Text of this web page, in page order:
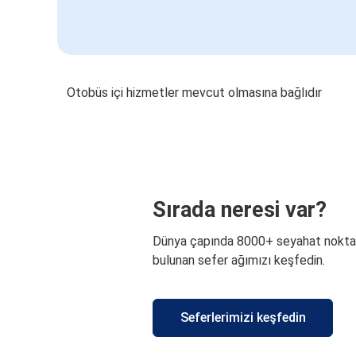
Otobüs içi hizmetler mevcut olmasına bağlıdır
Sırada neresi var?
Dünya çapında 8000+ seyahat
bulunan sefer ağımızı keşfedin.
Seferlerimizi keşfedin